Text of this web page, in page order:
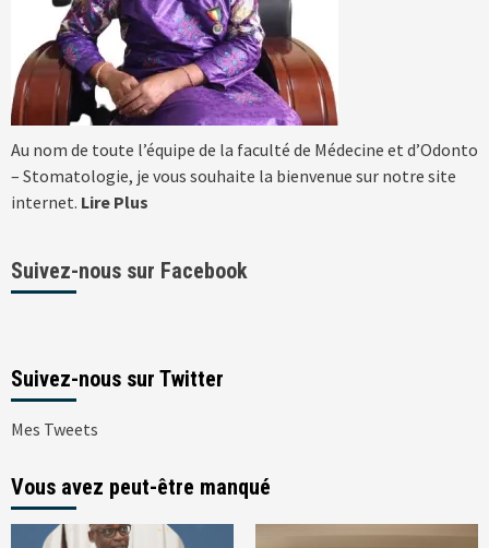
Au nom de toute l’équipe de la faculté de Médecine et d’Odonto
– Stomatologie, je vous souhaite la bienvenue sur notre site
internet. Lire Plus
Suivez-nous sur Facebook
Suivez-nous sur Twitter
Mes Tweets
Vous avez peut-être manqué